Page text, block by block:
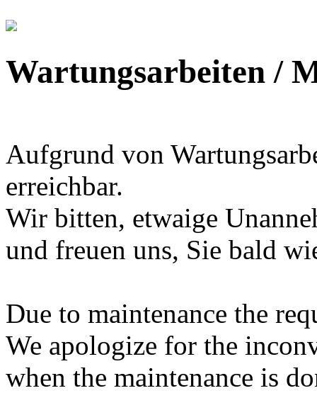
Wartungsarbeiten /
Aufgrund von
erreichbar.
Wir bitten, etwaige
und freuen uns, Sie bald
Due to maintenance the
We apologize for the
when the maintenance is